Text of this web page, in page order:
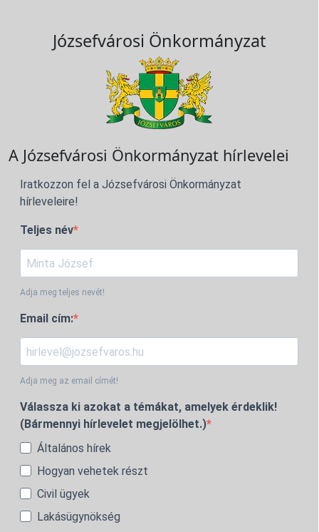
Józsefvárosi Önkormányzat
A Józsefvárosi Önkormányzat hírlevelei
Iratkozzon fel a Józsefvárosi Önkormányzat
hírleveleire!
Teljes név
Adja meg teljes nevét!
Email cím:
Adja meg az email címét!
Válassza ki azokat a témákat, amelyek érdeklik!
(Bármennyi hírlevelet megjelölhet.)
Általános hírek
Hogyan vehetek részt
Civil ügyek
Lakásügynökség